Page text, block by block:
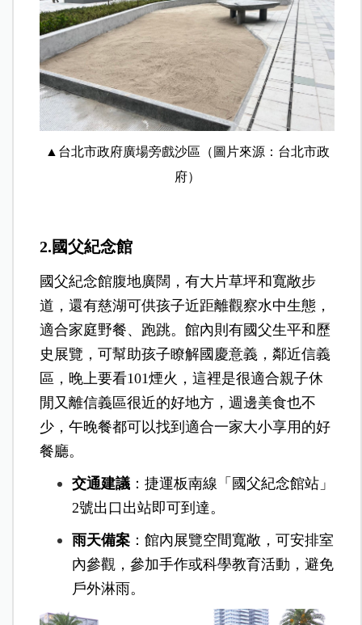
▲台北市政府廣場旁戲沙區（圖片來源：台北市政
府）
2.國父紀念館
國父紀念館腹地廣闊，有大片草坪和寬敞步
道，還有慈湖可供孩子近距離觀察水中生態，
適合家庭野餐、跑跳。館內則有國父生平和歷
史展覽，可幫助孩子瞭解國慶意義，鄰近信義
區，晚上要看101煙火，這裡是很適合親子休
閒又離信義區很近的好地方，週邊美食也不
少，午晚餐都可以找到適合一家大小享用的好
餐廳。
交通建議 ：捷運板南線「國父紀念館站」
2號出口出站即可到達。
雨天備案 ：館內展覽空間寬敞，可安排室
內參觀，參加手作或科學教育活動，避免
戶外淋雨。